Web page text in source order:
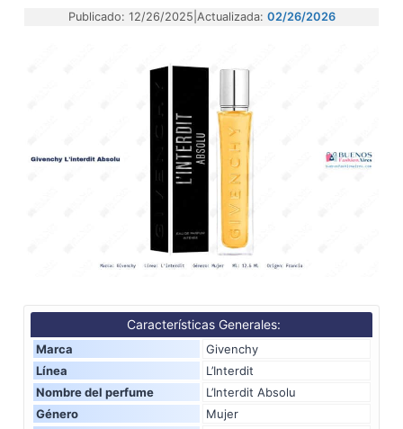
Publicado: 12/26/2025 Actualizada: 02/26/2026
Características Generales:
Marca
Givenchy
Línea
L’Interdit
Nombre del perfume
L’Interdit Absolu
Género
Mujer